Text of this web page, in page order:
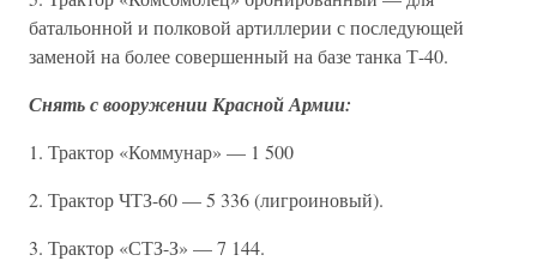
батальонной и полковой артиллерии с последующей
заменой на более совершенный на базе танка Т-40.
Снять с вооружении Красной Армии:
1. Трактор «Коммунар» — 1 500
2. Трактор ЧТЗ-60 — 5 336 (лигроиновый).
3. Трактор «СТЗ-З» — 7 144.